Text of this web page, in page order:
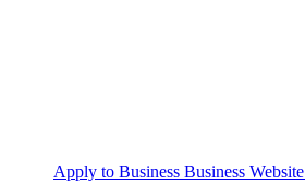
Apply to Business Business Website